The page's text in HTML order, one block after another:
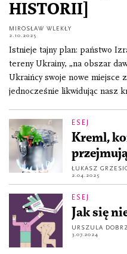
HISTORII]
MIROSŁAW WLEKŁY
2.10.2025
Istnieje tajny plan: państwo
tereny Ukrainy, „na obszar
Ukraińcy swoje nowe miejsce
jednocześnie likwidując nasz
ESEJ
Kreml,
ŁUKASZ
2.04.2025
ESEJ
Jak się
URSZULA
3.07.2024